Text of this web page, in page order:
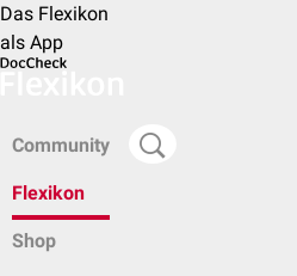
Das Flexikon
als App
Community
Flexikon
Shop